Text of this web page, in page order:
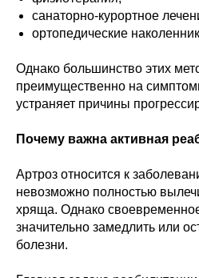
санаторно-курортное
ортопедические
Однако большинство этих
преимущественно на
устраняет причины
Почему важна активная
Артроз относится к
невозможно полностью
хряща. Однако
значительно замедлить или
болезни.